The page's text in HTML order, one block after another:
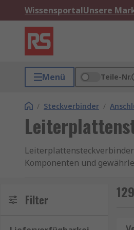
WissensportalUnsere
Menü Teile-Nr.
/ Steckverbinder /
Komponenten und
Kommunikation zwischen
optimale Ergebnisse zu
Filter